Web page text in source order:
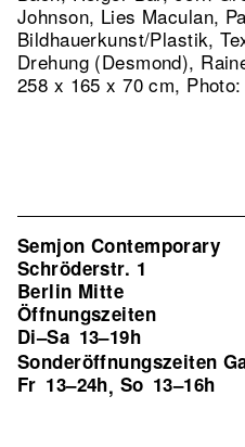
Johnson, Lies Maculan,
Bildhauerkunst/Plastik,
Drehung (Desmond),
258 x 165 x 70 cm,
Semjon Contemporary
Schröderstr. 1
Berlin Mitte
Öffnungszeiten
Di–Sa 13–19h
Sonderöffnungszeiten
Fr 13–24h, So 13–16h